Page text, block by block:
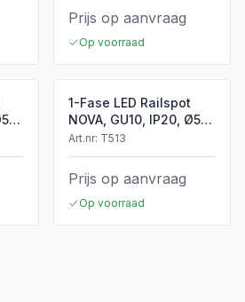
Prijs op aanvraag
Op voorraad
1-Fase LED Railspot
NOVA, GU10, IP20, Ø56
x 85 mm, Zwart
Art.nr: T513
Prijs op aanvraag
Op voorraad